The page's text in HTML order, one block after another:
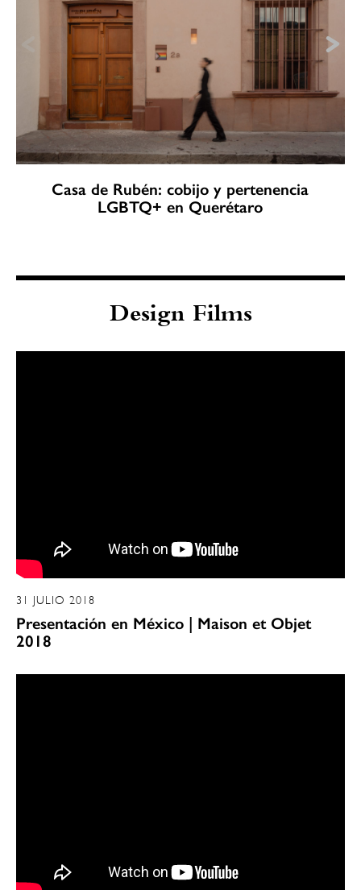
Casa de Rubén: cobijo y pertenencia
LGBTQ+ en Querétaro
Design Films
31 JULIO 2018
Presentación en México | Maison et Objet
2018